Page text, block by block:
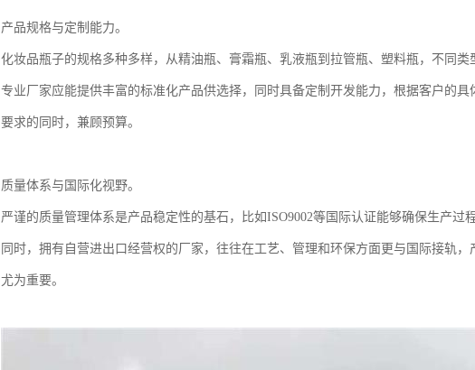
产品规格与定制能力。
化妆品瓶子的规格多种多样，从精油瓶、膏霜瓶、乳液瓶到拉管瓶、塑料瓶，不同
专业厂家应能提供丰富的标准化产品供选择，同时具备定制开发能力，根据客户的
要求的同时，兼顾预算。
质量体系与国际化视野。
严谨的质量管理体系是产品稳定性的基石，比如ISO9002等国际认证能够确保生产过
同时，拥有自营进出口经营权的厂家，往往在工艺、管理和环保方面更与国际接轨
尤为重要。